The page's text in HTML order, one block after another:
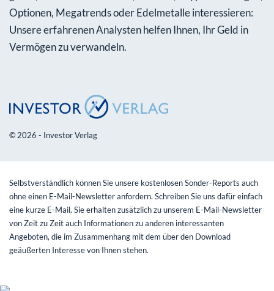
Optionen, Megatrends oder Edelmetalle interessieren:
Unsere erfahrenen Analysten helfen Ihnen, Ihr Geld in
Vermögen zu verwandeln.
© 2026 - Investor Verlag
Selbstverständlich können Sie unsere kostenlosen Sonder-Reports auch
ohne einen E-Mail-Newsletter anfordern. Schreiben Sie uns dafür einfach
eine kurze E-Mail. Sie erhalten zusätzlich zu unserem E-Mail-Newsletter
von Zeit zu Zeit auch Informationen zu anderen interessanten
Angeboten, die im Zusammenhang mit dem über den Download
geäußerten Interesse von Ihnen stehen.